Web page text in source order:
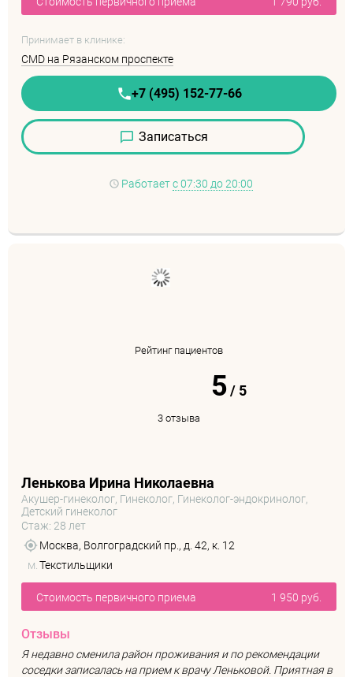
Принимает в клинике:
CMD на Рязанском проспекте
+7 (495) 152-77-66
Записаться
Работает с 07:30 до 20:00
Рейтинг пациентов
5/5
3 отзыва
Ленькова Ирина Николаевна
Акушер-гинеколог, Гинеколог, Гинеколог-эндокринолог,
Детский гинеколог
Стаж: 28 лет
Москва, Волгоградский пр., д. 42, к. 12
м. Текстильщики
Стоимость первичного приема 1 950 руб.
Отзывы
Я недавно сменила район проживания и по рекомендации
соседки записалась на прием к врачу Леньковой. Приятная в